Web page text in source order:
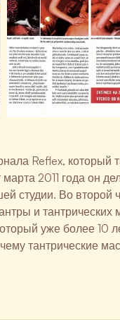
Reflex, который
2011 года он
студии. Во второй
и тантрических
уже более 10
тантрические